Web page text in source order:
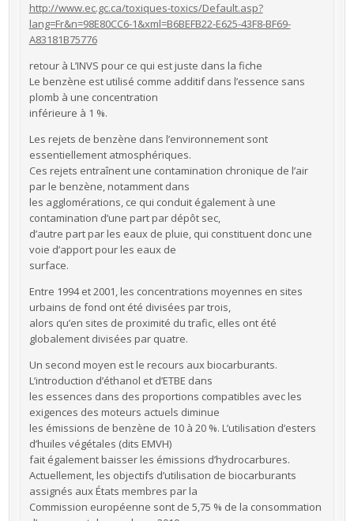
http://www.ec.gc.ca/toxiques-toxics/Default.asp?
lang=Fr&n=98E80CC6-1&xml=B6BEFB22-E625-43F8-BF69-
A83181B75776
retour à L’INVS pour ce qui est juste dans la fiche
Le benzène est utilisé comme additif dans l’essence sans
plomb à une concentration
inférieure à 1 %.
Les rejets de benzène dans l’environnement sont
essentiellement atmosphériques.
Ces rejets entraînent une contamination chronique de l’air
par le benzène, notamment dans
les agglomérations, ce qui conduit également à une
contamination d’une part par dépôt sec,
d’autre part par les eaux de pluie, qui constituent donc une
voie d’apport pour les eaux de
surface.
Entre 1994 et 2001, les concentrations moyennes en sites
urbains de fond ont été divisées par trois,
alors qu’en sites de proximité du trafic, elles ont été
globalement divisées par quatre.
Un second moyen est le recours aux biocarburants.
L’introduction d’éthanol et d’ETBE dans
les essences dans des proportions compatibles avec les
exigences des moteurs actuels diminue
les émissions de benzène de 10 à 20 %. L’utilisation d’esters
d’huiles végétales (dits EMVH)
fait également baisser les émissions d’hydrocarbures.
Actuellement, les objectifs d’utilisation de biocarburants
assignés aux États membres par la
Commission européenne sont de 5,75 % de la consommation